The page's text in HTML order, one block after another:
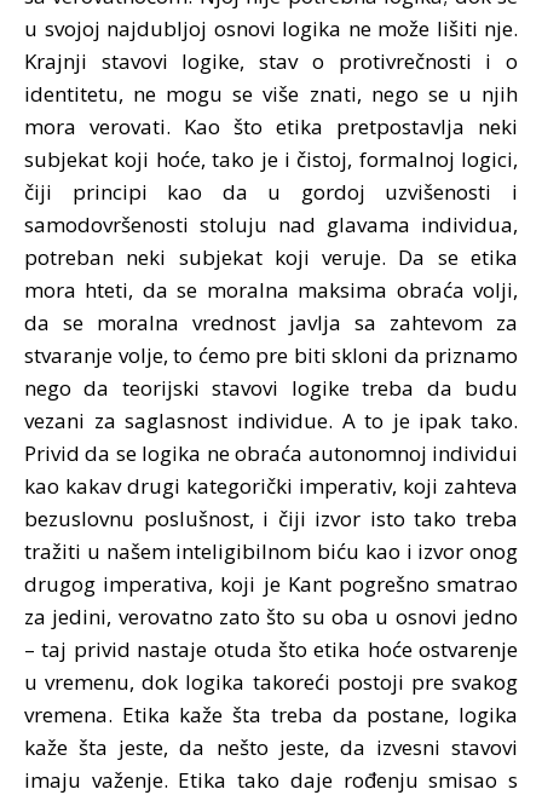
u svojoj najdubljoj osnovi logika ne može lišiti nje.
Krajnji stavovi logike, stav o protivrečnosti i o
identitetu, ne mogu se više znati, nego se u njih
mora verovati. Kao što etika pretpostavlja neki
subjekat koji hoće, tako je i čistoj, formalnoj logici,
čiji principi kao da u gordoj uzvišenosti i
samodovršenosti stoluju nad glavama individua,
potreban neki subjekat koji veruje. Da se etika
mora hteti, da se moralna maksima obraća volji,
da se moralna vrednost javlja sa zahtevom za
stvaranje volje, to ćemo pre biti skloni da priznamo
nego da teorijski stavovi logike treba da budu
vezani za saglasnost individue. A to je ipak tako.
Privid da se logika ne obraća autonomnoj individui
kao kakav drugi kategorički imperativ, koji zahteva
bezuslovnu poslušnost, i čiji izvor isto tako treba
tražiti u našem inteligibilnom biću kao i izvor onog
drugog imperativa, koji je Kant pogrešno smatrao
za jedini, verovatno zato što su oba u osnovi jedno
– taj privid nastaje otuda što etika hoće ostvarenje
u vremenu, dok logika takoreći postoji pre svakog
vremena. Etika kaže šta treba da postane, logika
kaže šta jeste, da nešto jeste, da izvesni stavovi
imaju važenje. Etika tako daje rođenju smisao s